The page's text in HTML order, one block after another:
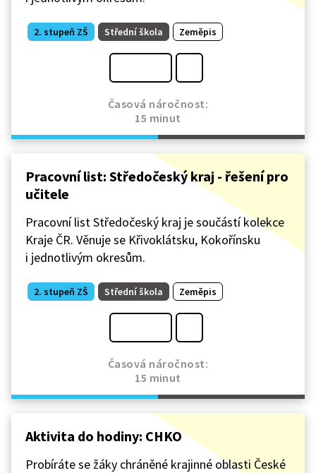
2. stupeň ZŠ Střední škola Zeměpis
Časová náročnost:
15 minut
Pracovní list: Středočeský kraj - řešení pro
učitele
Pracovní list Středočeský kraj je součástí kolekce
Kraje ČR. Věnuje se Křivoklátsku, Kokořínsku
i jednotlivým okresům.
2. stupeň ZŠ Střední škola Zeměpis
Časová náročnost:
15 minut
Aktivita do hodiny: CHKO
Probíráte se žáky chráněné krajinné oblasti České